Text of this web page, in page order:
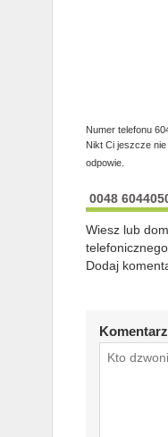
Numer telefonu
Nikt Ci jeszcze
odpowie.
0048
Wiesz lub
Dodaj
Komentarz